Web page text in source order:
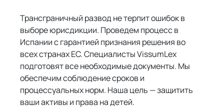
Трансграничный развод не терпит ошибок в
выборе юрисдикции. Проведем процесс в
Испании с гарантией признания решения во
всех странах ЕС. Специалисты VissumLex
подготовят все необходимые документы. Мы
обеспечим соблюдение сроков и
процессуальных норм. Наша цель — защитить
ваши активы и права на детей.